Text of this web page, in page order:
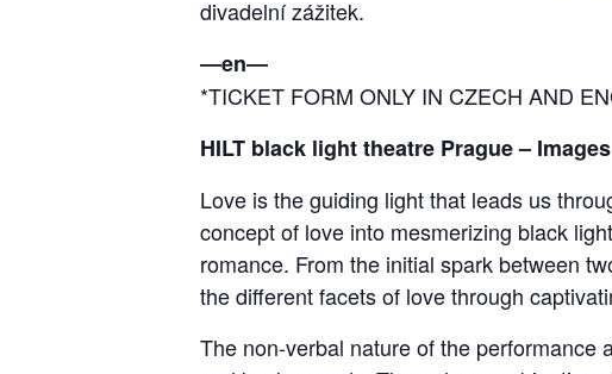
divadelní zážitek.
―en―
*TICKET FORM ONLY IN CZECH AND
HILT black light theatre Prague –
Love is the guiding light that leads us
concept of love into mesmerizing black
romance. From the initial spark between
the different facets of love through
The non-verbal nature of the performance